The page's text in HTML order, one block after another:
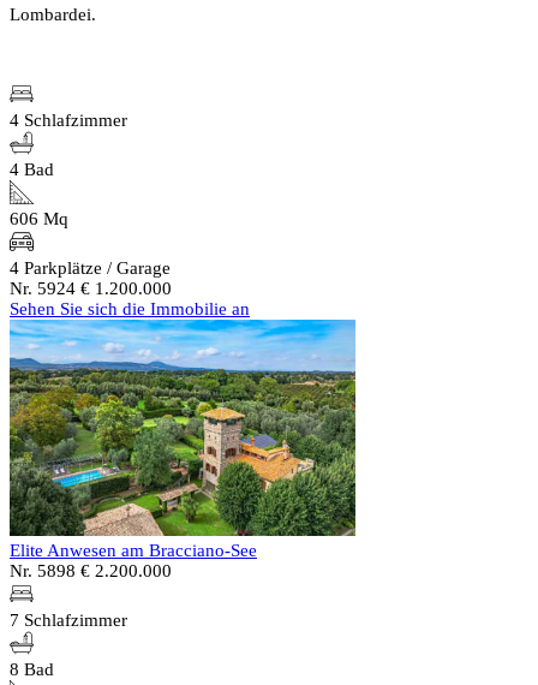
Lombardei.
4 Schlafzimmer
4 Bad
606 Mq
4 Parkplätze / Garage
Nr. 5924 € 1.200.000
Sehen Sie sich die Immobilie an
Elite Anwesen am Bracciano-See
Nr. 5898 € 2.200.000
7 Schlafzimmer
8 Bad